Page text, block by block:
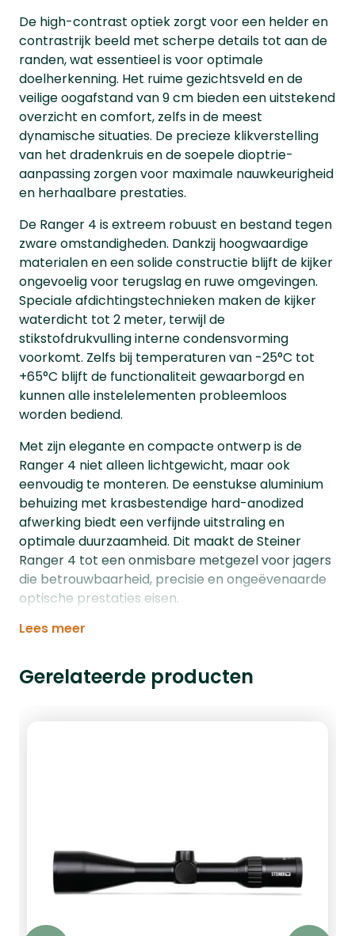
De high-contrast optiek zorgt voor een helder en
contrastrijk beeld met scherpe details tot aan de
randen, wat essentieel is voor optimale
doelherkenning. Het ruime gezichtsveld en de
veilige oogafstand van 9 cm bieden een uitstekend
overzicht en comfort, zelfs in de meest
dynamische situaties. De precieze klikverstelling
van het dradenkruis en de soepele dioptrie-
aanpassing zorgen voor maximale nauwkeurigheid
en herhaalbare prestaties.
De Ranger 4 is extreem robuust en bestand tegen
zware omstandigheden. Dankzij hoogwaardige
materialen en een solide constructie blijft de kijker
ongevoelig voor terugslag en ruwe omgevingen.
Speciale afdichtingstechnieken maken de kijker
waterdicht tot 2 meter, terwijl de
stikstofdrukvulling interne condensvorming
voorkomt. Zelfs bij temperaturen van -25°C tot
+65°C blijft de functionaliteit gewaarborgd en
kunnen alle instelelementen probleemloos
worden bediend.
Met zijn elegante en compacte ontwerp is de
Ranger 4 niet alleen lichtgewicht, maar ook
eenvoudig te monteren. De eenstukse aluminium
behuizing met krasbestendige hard-anodized
afwerking biedt een verfijnde uitstraling en
optimale duurzaamheid. Dit maakt de Steiner
Ranger 4 tot een onmisbare metgezel voor jagers
die betrouwbaarheid, precisie en ongeëvenaarde
optische prestaties eisen.
Lees meer
Gerelateerde producten